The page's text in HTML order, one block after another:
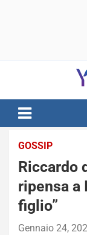
notizie di
GOSSIP
Riccardo
ripensa a
figlio”
Gennaio 24,